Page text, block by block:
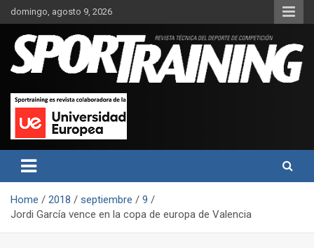
Skip
to
content
domingo, agosto 9, 2026
Revista técnica del deporte
Sport Training
rendimiento, nutrición y entrenamiento.
Home 2018 septiembre
9
Jordi García vence en la copa de europa de Valencia